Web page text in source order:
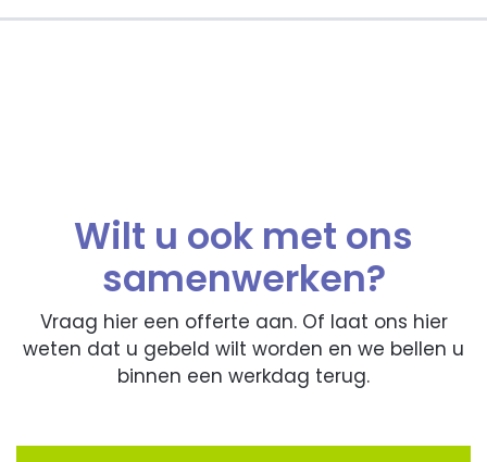
Wilt u ook met ons
samenwerken?
Vraag hier een offerte aan. Of laat ons hier
weten dat u gebeld wilt worden en we bellen u
binnen een werkdag terug.